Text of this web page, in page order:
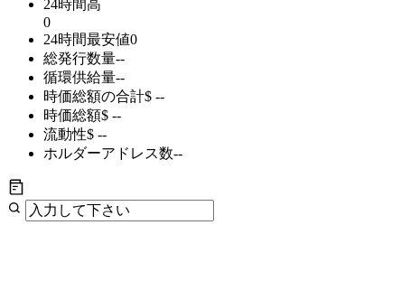
24時間高
0
24時間最安値0
総発行数量--
循環供給量--
時価総額の合計$ --
時価総額$ --
流動性$ --
ホルダーアドレス数--